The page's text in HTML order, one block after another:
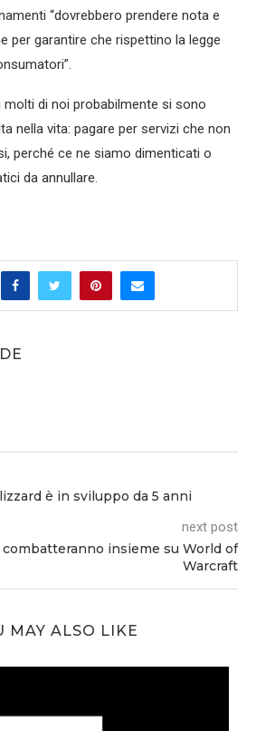
“dovrebbero prendere nota e
per garantire che rispettino la legge
molti di noi probabilmente si sono
nella vita: pagare per servizi che non
perché ce ne siamo dimenticati o
da annullare.
è in sviluppo da 5 anni
next post
combatteranno insieme su World of
Warcraft
MAY ALSO LIKE